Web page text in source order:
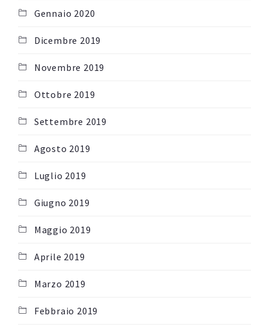
Gennaio 2020
Dicembre 2019
Novembre 2019
Ottobre 2019
Settembre 2019
Agosto 2019
Luglio 2019
Giugno 2019
Maggio 2019
Aprile 2019
Marzo 2019
Febbraio 2019